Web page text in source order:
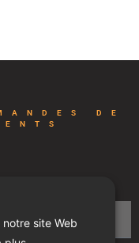
DE
site Web